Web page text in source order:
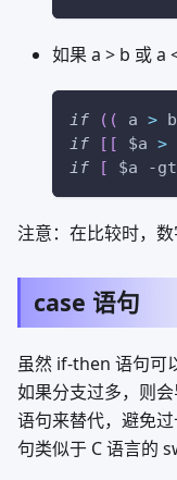
如果 a > b 或 a
if (( a > b
if
[ [ $a >
if
[ $a -gt
注意：在比较时，
case 语句
虽然 if-then 语句可
如果分支过多，则
语句来替代，避免
句类似于 C 语言的